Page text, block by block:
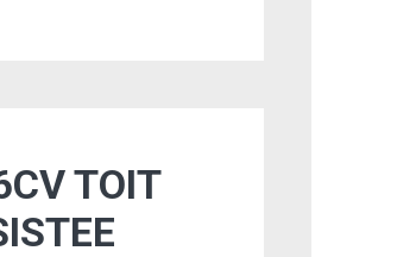
TOIT